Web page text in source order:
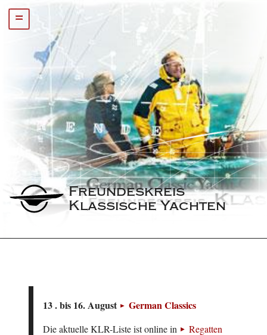
=
Freundeskreis
Klassische Yachten
13 . bis 16. August German Classics
Die aktuelle KLR-Liste ist online in
Regatten